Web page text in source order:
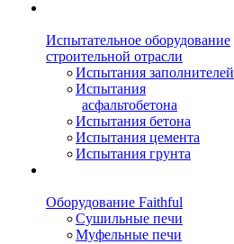
Испытательное оборудование
строительной отрасли
Испытания заполнителей
Испытания
асфальтобетона
Испытания бетона
Испытания цемента
Испытания грунта
Оборудование Faithful
Сушильные печи
Муфельные печи